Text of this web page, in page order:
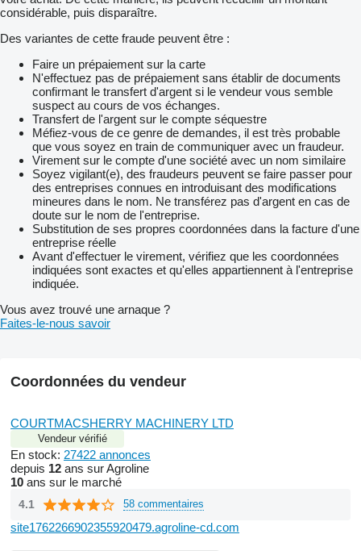
considérable, puis disparaître.
Des variantes de cette fraude peuvent être :
Faire un prépaiement sur la carte
N'effectuez pas de prépaiement sans établir de documents
confirmant le transfert d'argent si le vendeur vous semble
suspect au cours de vos échanges.
Transfert de l'argent sur le compte séquestre
Méfiez-vous de ce genre de demandes, il est très probable
que vous soyez en train de communiquer avec un fraudeur.
Virement sur le compte d'une société avec un nom similaire
Soyez vigilant(e), des fraudeurs peuvent se faire passer pour
des entreprises connues en introduisant des modifications
mineures dans le nom. Ne transférez pas d'argent en cas de
doute sur le nom de l'entreprise.
Substitution de ses propres coordonnées dans la facture d'une
entreprise réelle
Avant d'effectuer le virement, vérifiez que les coordonnées
indiquées sont exactes et qu'elles appartiennent à l'entreprise
indiquée.
Vous avez trouvé une arnaque ?
Faites-le-nous savoir
Coordonnées du vendeur
COURTMACSHERRY MACHINERY LTD
Vendeur vérifié
En stock: 27422 annonces
depuis 12 ans sur Agroline
10 ans sur le marché
4.1 58 commentaires
site1762266902355920479.agroline-cd.com